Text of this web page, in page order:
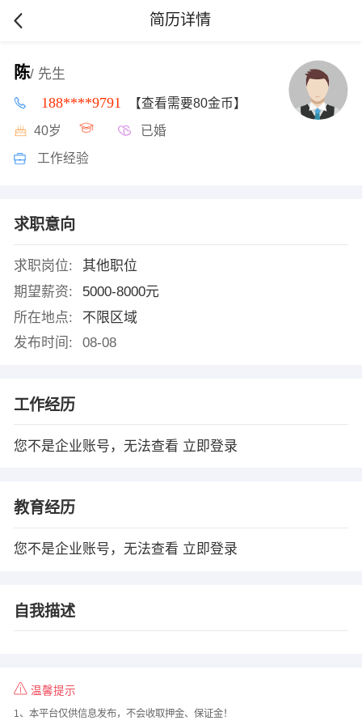
简历详情
陈/ 先生
188****9791 【查看需要80金币】
40岁 已婚
工作经验
求职意向
求职岗位:
其他职位
期望薪资:
5000-8000元
所在地点:
不限区域
发布时间:
08-08
工作经历
您不是企业账号，无法查看 立即登录
教育经历
您不是企业账号，无法查看 立即登录
自我描述
温馨提示
1、本平台仅供信息发布，不会收取押金、保证金！